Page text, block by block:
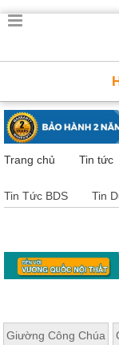
Trang
Thông
Minh
Nội
thông
Nội
Em
Giường
sách
Trang chủ Tin tức
Tin Tức BDS Tin
Giường Công Chúa